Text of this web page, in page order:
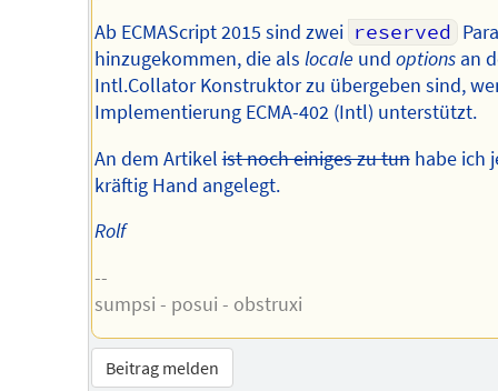
Ab ECMAScript 2015 sind zwei reserved
hinzugekommen, die als locale und optionsan
Intl.Collator Konstruktor zu übergeben sind,
Implementierung ECMA-402 (Intl) unterstützt.
An dem Artikelist noch einiges zu tunhabe ich
kräftig Hand angelegt.
Rolf
--
sumpsi - posui - obstruxi
Beitrag melden